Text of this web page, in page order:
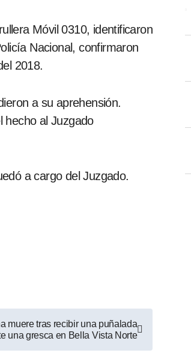
Móvil 0310, identificaron
Nacional, confirmaron
2018.
a su aprehensión.
hecho al Juzgado
a cargo del Juzgado.
muere tras recibir una puñalada
una gresca en Bella Vista Norte